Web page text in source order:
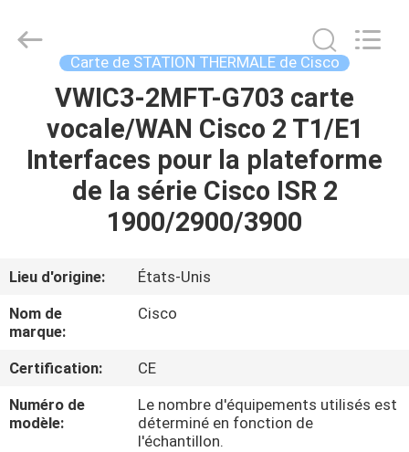
MAISON
PRODUITS
VIDÉOS
À
PROPOS
DE
NOUS
Equipment
Carte de STATION THERMALE de Cisco
VWIC3-2MFT-G703 carte
vocale/WAN Cisco 2 T1/E1
Interfaces pour la plateforme
de la série Cisco ISR 2
1900/2900/3900
Lieu d'origine:
États-Unis
Nom de
marque:
Cisco
Certification:
CE
Numéro de
modèle:
Le nombre d'équipements utilisés est
déterminé en fonction de
l'échantillon.